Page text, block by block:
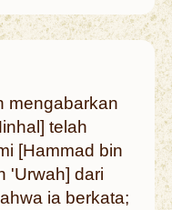
mengabarkan
telah
[Hammad bin
'Urwah] dari
ia berkata;